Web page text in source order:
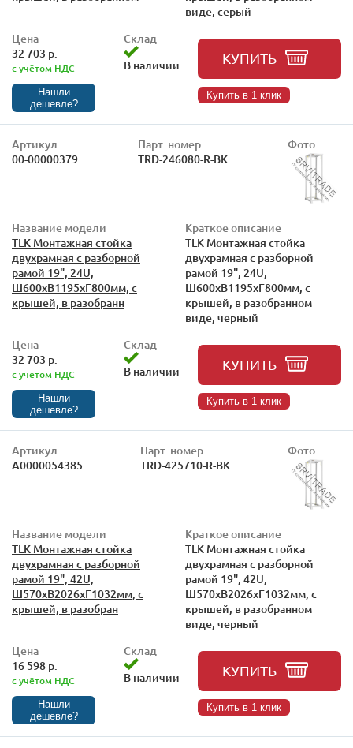
виде, серый
Цена
32 703 р.
с учётом НДС
Нашли
дешевле?
Склад
В наличии
КУПИТЬ
Купить в 1 клик
Артикул
00-00000379
Парт. номер
TRD-246080-R-BK
Фото
Название модели
TLK Монтажная стойка
двухрамная с разборной
рамой 19", 24U,
Ш600xВ1195xГ800мм, с
крышей, в разобранн
Краткое описание
TLK Монтажная стойка
двухрамная с разборной
рамой 19", 24U,
Ш600xВ1195xГ800мм, с
крышей, в разобранном
виде, черный
Цена
32 703 р.
с учётом НДС
Нашли
дешевле?
Склад
В наличии
КУПИТЬ
Купить в 1 клик
Артикул
А0000054385
Парт. номер
TRD-425710-R-BK
Фото
Название модели
TLK Монтажная стойка
двухрамная с разборной
рамой 19", 42U,
Ш570xВ2026xГ1032мм, с
крышей, в разобран
Краткое описание
TLK Монтажная стойка
двухрамная с разборной
рамой 19", 42U,
Ш570xВ2026xГ1032мм, с
крышей, в разобранном
виде, черный
Цена
16 598 р.
с учётом НДС
Нашли
дешевле?
Склад
В наличии
КУПИТЬ
Купить в 1 клик